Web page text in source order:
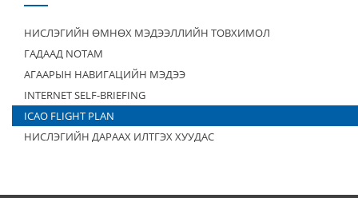
НИСЛЭГИЙН ӨМНӨХ МЭДЭЭЛЛИЙН ТОВХИМОЛ
ГАДААД NOTAM
АГААРЫН НАВИГАЦИЙН МЭДЭЭ
INTERNET SELF-BRIEFING
ICAO FLIGHT PLAN
НИСЛЭГИЙН ДАРААХ ИЛТГЭХ ХУУДАС